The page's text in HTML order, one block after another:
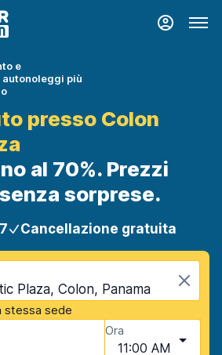
e
più
presso Colon
al 70%. Prezzi
sorprese.
Cancellazione gratuita
Plaza, Colon, Panama
stessa sede
Ora
11:00 AM